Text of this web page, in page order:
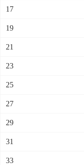
17
19
21
23
25
27
29
31
33